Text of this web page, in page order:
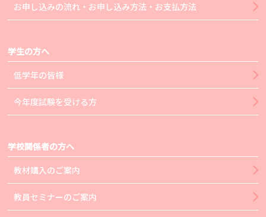
お申し込みの流れ・お申し込み方法・お支払方法
学生の方へ
低学年の皆様
今年度試験を受ける方
学校関係者の方へ
教材購入のご案内
教員セミナーのご案内